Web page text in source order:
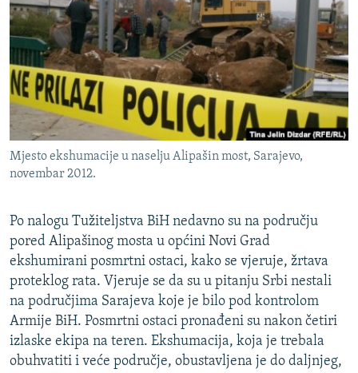
ISPRIČAJ MI
DNEVNO@RSE
SPECIJALI RSE
VIŠE OD NASLOVA
GENOCID U SREBRENICI
POPLAVE I KLIZIŠTA U BIH 2024.
POST SCRIPTUM
MOJA EVROPA
TRI DECENIJE OD RATA U BIH
SVE KARTE DEJTONA
NASTANAK I RASPAD JUGOSLAVIJE
PRATITE NAS
Mjesto ekshumacije u naselju Alipašin most, Sarajevo,
novembar 2012.
Po nalogu Tužiteljstva BiH nedavno su na području
pored Alipašinog mosta u općini Novi Grad
ekshumirani posmrtni ostaci, kako se vjeruje, žrtava
proteklog rata. Vjeruje se da su u pitanju Srbi nestali
na područjima Sarajeva koje je bilo pod kontrolom
Armije BiH. Posmrtni ostaci pronađeni su nakon četiri
izlaske ekipa na teren. Ekshumacija, koja je trebala
obuhvatiti i veće područje, obustavljena je do daljnjeg,